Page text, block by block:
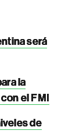
será
la
el FMI
de